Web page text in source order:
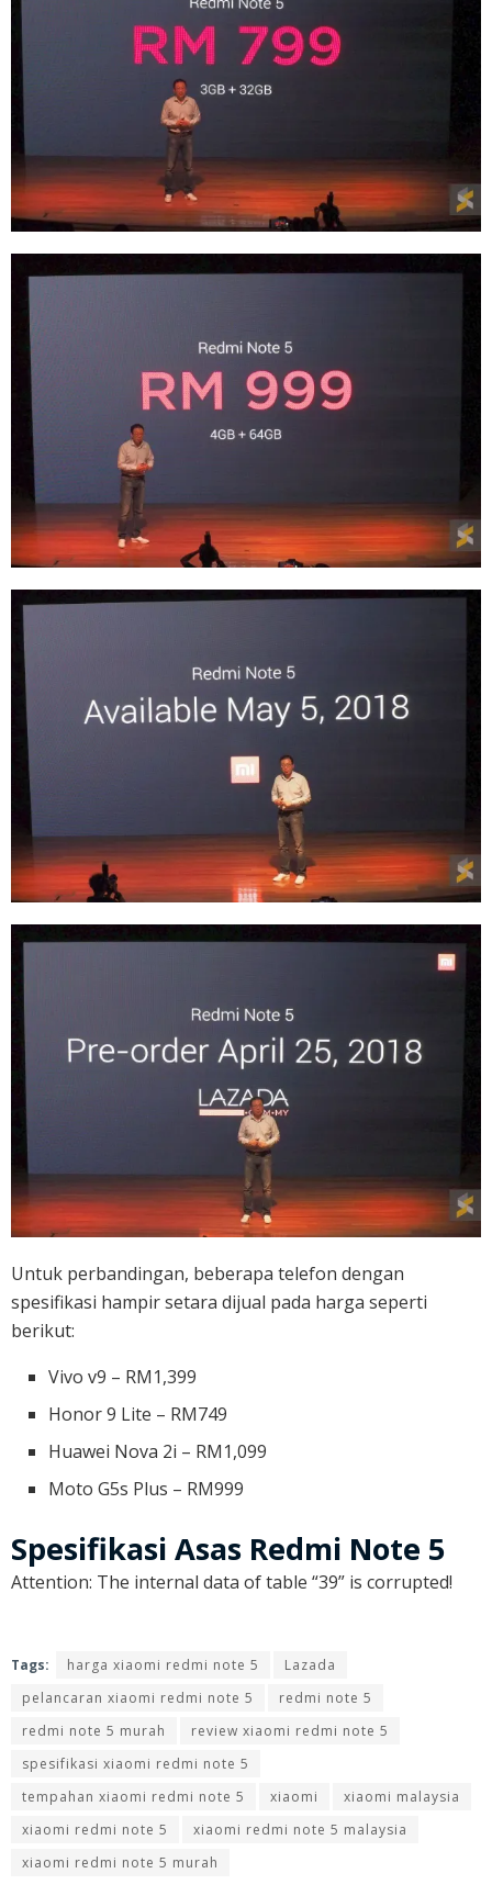
Untuk perbandingan, beberapa telefon dengan
spesifikasi hampir setara dijual pada harga seperti
berikut:
Vivo v9 – RM1,399
Honor 9 Lite – RM749
Huawei Nova 2i – RM1,099
Moto G5s Plus – RM999
Spesifikasi Asas Redmi Note 5
Attention: The internal data of table “39” is corrupted!
Tags: harga xiaomi redmi note 5
Lazada
pelancaran xiaomi redmi note 5
redmi note 5
redmi note 5 murah
review xiaomi redmi note 5
spesifikasi xiaomi redmi note 5
tempahan xiaomi redmi note 5
xiaomi
xiaomi malaysia
xiaomi redmi note 5
xiaomi redmi note 5 malaysia
xiaomi redmi note 5 murah